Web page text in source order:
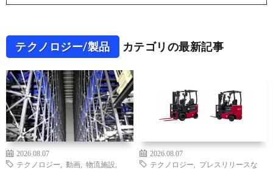
テクノロジー/製品 カテゴリの最新記事
2026.08.07
テクノロジー
動画 物流施設
2026.08.07
テクノロジー
プレスリリースな